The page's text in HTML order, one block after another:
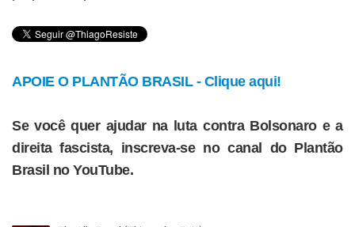
APOIE O PLANTÃO BRASIL - Clique aqui!
Se você quer ajudar na luta contra Bolsonaro e a
direita fascista, inscreva-se no canal do Plantão
Brasil no YouTube.